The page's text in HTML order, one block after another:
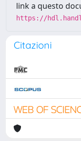
link a questo
https://
Citazioni